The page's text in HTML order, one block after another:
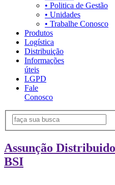
• Politica de Gestão
• Unidades
• Trabalhe Conosco
Produtos
Logística
Distribuição
Informações
úteis
LGPD
Fale
Conosco
Assunção
BSI